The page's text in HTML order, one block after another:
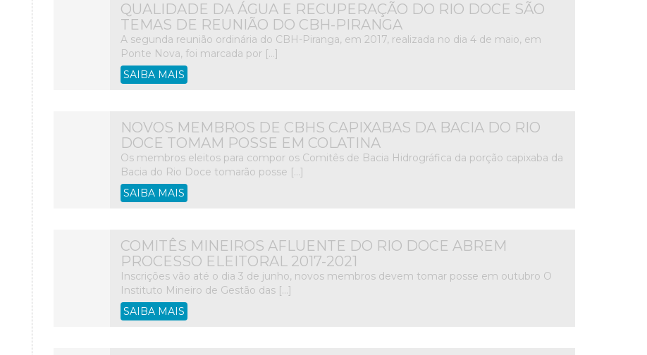
QUALIDADE DA ÁGUA E RECUPERAÇÃO DO RIO DOCE SÃO
TEMAS DE REUNIÃO DO CBH-PIRANGA
A segunda reunião ordinária do CBH-Piranga, em 2017, realizada no dia 4 de maio, em
Ponte Nova, foi marcada por […]
SAIBA MAIS
NOVOS MEMBROS DE CBHS CAPIXABAS DA BACIA DO RIO
DOCE TOMAM POSSE EM COLATINA
Os membros eleitos para compor os Comitês de Bacia Hidrográfica da porção capixaba da
Bacia do Rio Doce tomarão posse […]
SAIBA MAIS
COMITÊS MINEIROS AFLUENTE DO RIO DOCE ABREM
PROCESSO ELEITORAL 2017-2021
Inscrições vão até o dia 3 de junho, novos membros devem tomar posse em outubro O
Instituto Mineiro de Gestão das […]
SAIBA MAIS